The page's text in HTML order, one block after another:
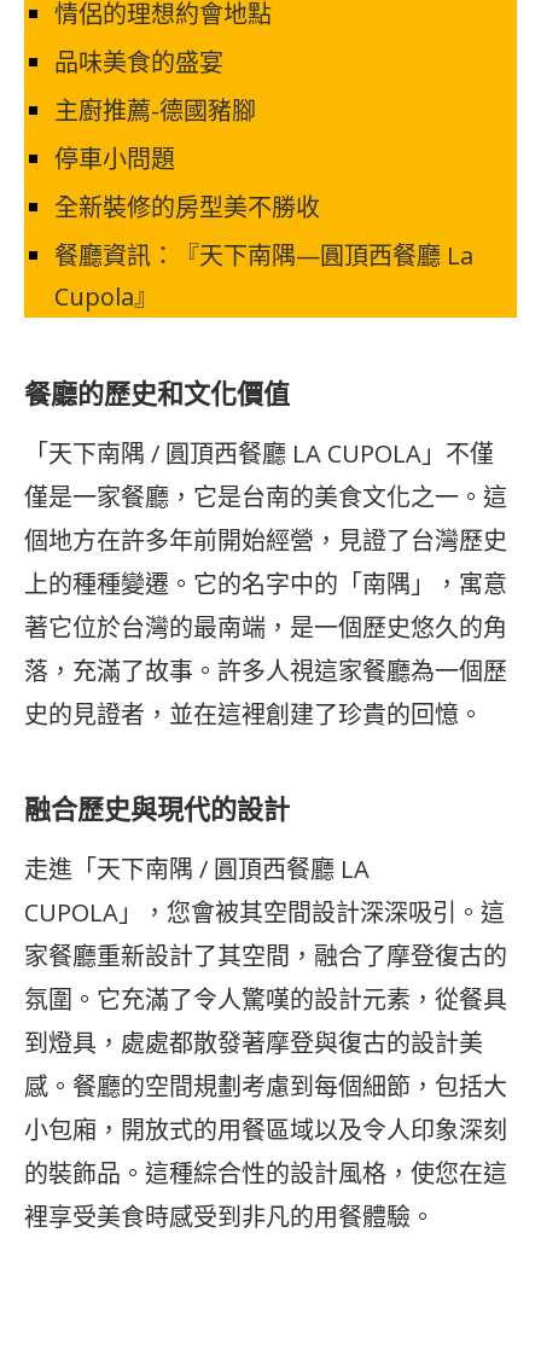
情侶的理想約會地點
品味美食的盛宴
主廚推薦-德國豬腳
停車小問題
全新裝修的房型美不勝收
餐廳資訊：『天下南隅—圓頂西餐廳 La
Cupola』
餐廳的歷史和文化價值
「天下南隅 / 圓頂西餐廳 LA CUPOLA」不僅
僅是一家餐廳，它是台南的美食文化之一。這
個地方在許多年前開始經營，見證了台灣歷史
上的種種變遷。它的名字中的「南隅」，寓意
著它位於台灣的最南端，是一個歷史悠久的角
落，充滿了故事。許多人視這家餐廳為一個歷
史的見證者，並在這裡創建了珍貴的回憶。
融合歷史與現代的設計
走進「天下南隅 / 圓頂西餐廳 LA
CUPOLA」，您會被其空間設計深深吸引。這
家餐廳重新設計了其空間，融合了摩登復古的
氛圍。它充滿了令人驚嘆的設計元素，從餐具
到燈具，處處都散發著摩登與復古的設計美
感。餐廳的空間規劃考慮到每個細節，包括大
小包廂，開放式的用餐區域以及令人印象深刻
的裝飾品。這種綜合性的設計風格，使您在這
裡享受美食時感受到非凡的用餐體驗。